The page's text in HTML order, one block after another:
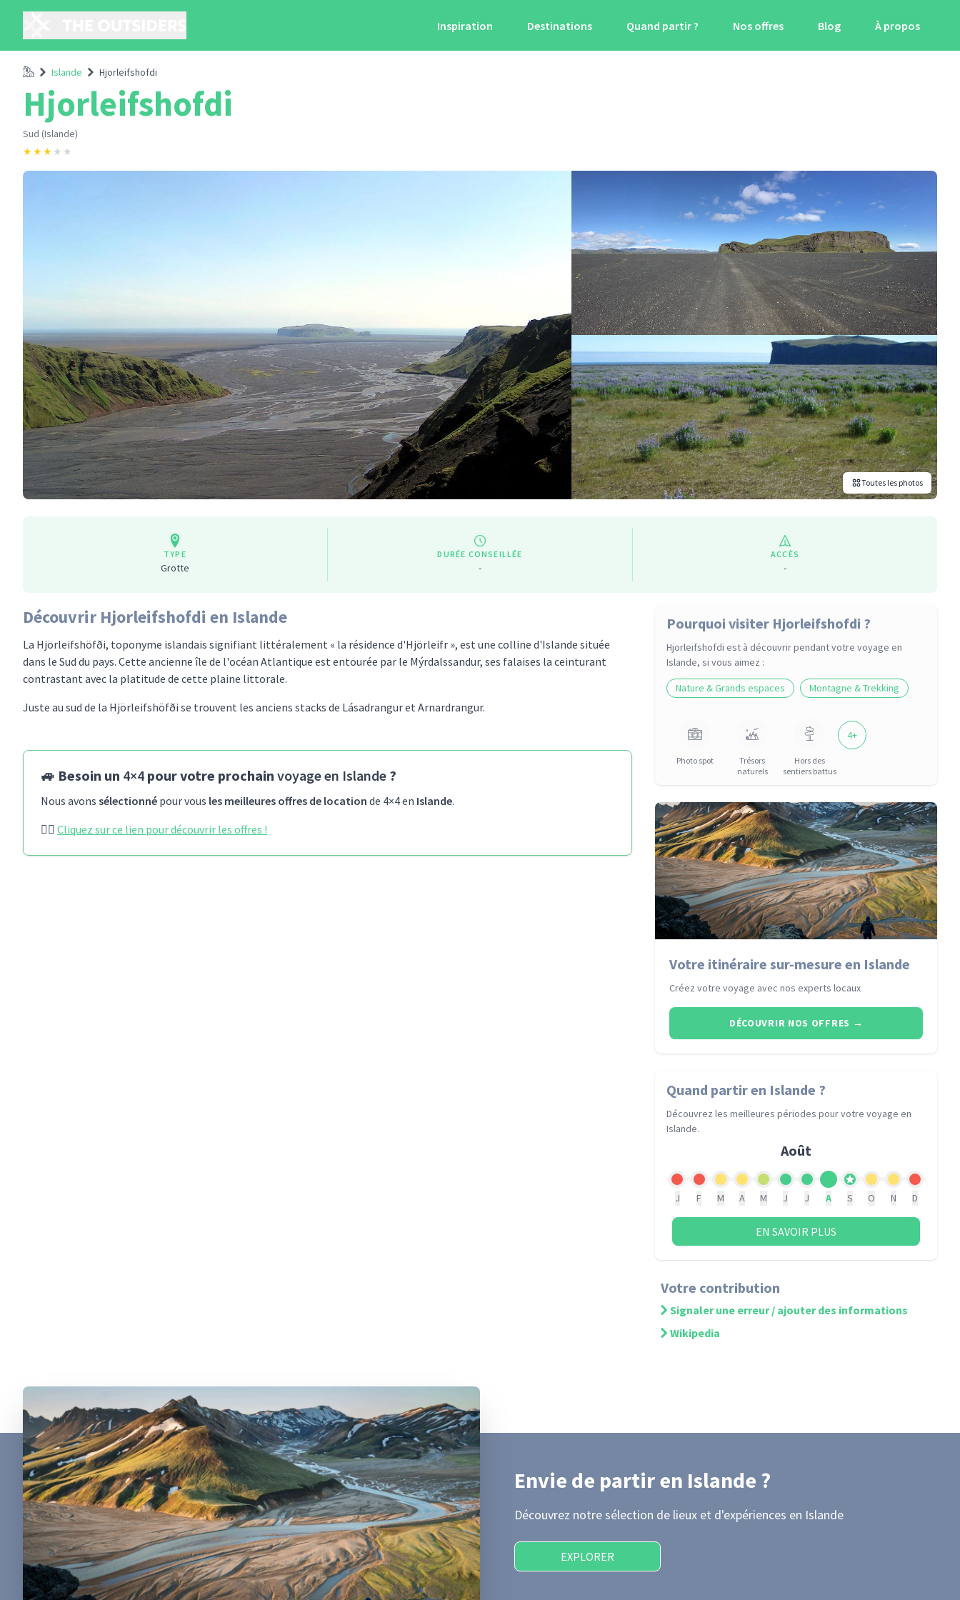
Inspiration Destinations Quand partir ? Nos offres Blog À propos
AccueilIslande Hjorleifshofdi
Hjorleifshofdi
Sud (Islande)
★★★ ★ ★
Toutes les photos
TYPE
Grotte
DURÉE CONSEILLÉE
-
ACCÈS
-
Découvrir Hjorleifshofdi en Islande
La Hjörleifshöfði, toponyme islandais signifiant littéralement « la résidence d'Hjörleifr », est une colline d'Islande située
dans le Sud du pays. Cette ancienne île de l'océan Atlantique est entourée par le Mýrdalssandur, ses falaises la ceinturant
contrastant avec la platitude de cette plaine littorale.
Juste au sud de la Hjörleifshöfði se trouvent les anciens stacks de Lásadrangur et Arnardrangur.
🚙 Besoin un 4×4 pour votre prochain voyage en Islande ?
Nous avons sélectionné pour vous les meilleures offres de location de 4×4 en Islande.
👉🏻 Cliquez sur ce lien pour découvrir les offres !
Pourquoi visiter Hjorleifshofdi ?
Hjorleifshofdi est à découvrir pendant votre voyageen
Islande, si vous aimez :
Nature & Grands espaces
Montagne & Trekking
Photo spot
Trésors
naturels
Hors des
sentiers battus
4+
Votre itinéraire sur-mesure en Islande
Créez votre voyage avec nos experts locaux
DÉCOUVRIR NOS OFFRES →
Quand partiren Islande ?
Découvrez les meilleures périodes pour votre voyageen
Islande.
Août
J F M A M J J A S O N D
EN SAVOIR PLUS
Votre contribution
Signaler une erreur / ajouter des informations
Wikipedia
Envie de partiren Islande ?
Découvrez notre sélection de lieux et d'expériences en Islande
EXPLORER